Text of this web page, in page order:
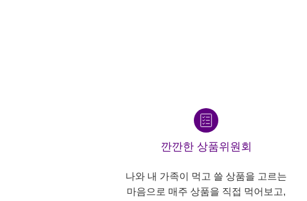
깐깐한 상품위원회
나와 내 가족이 먹고 쓸 상품을 고르는
마음으로 매주 상품을 직접 먹어보고,